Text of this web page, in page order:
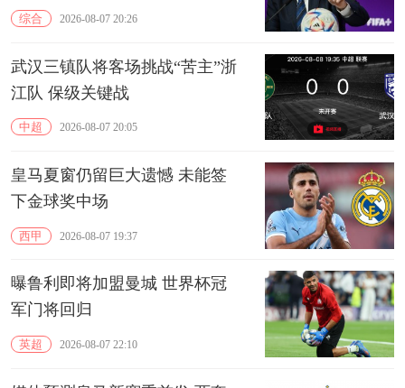
综合 2026-08-07 20:26
武汉三镇队将客场挑战“苦主”浙
江队 保级关键战
中超 2026-08-07 20:05
皇马夏窗仍留巨大遗憾 未能签
下金球奖中场
西甲 2026-08-07 19:37
曝鲁利即将加盟曼城 世界杯冠
军门将回归
英超 2026-08-07 22:10